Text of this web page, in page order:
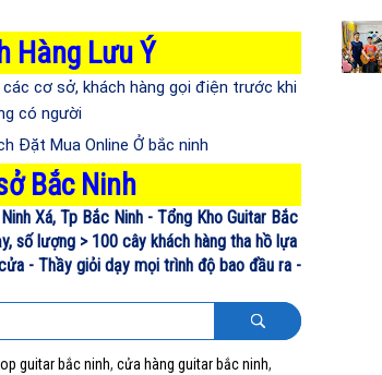
Hàng Lưu Ý
cơ sở, khách hàng gọi điện trước khi
có người
Đặt Mua Online Ở bắc ninh
Bắc Ninh
Xá, Tp Bắc Ninh - Tổng Kho Guitar Bắc
số lượng > 100 cây khách hàng tha hồ lựa
- Thầy giỏi dạy mọi trình độ bao đầu ra -
guitar bắc ninh, cửa hàng guitar bắc ninh,